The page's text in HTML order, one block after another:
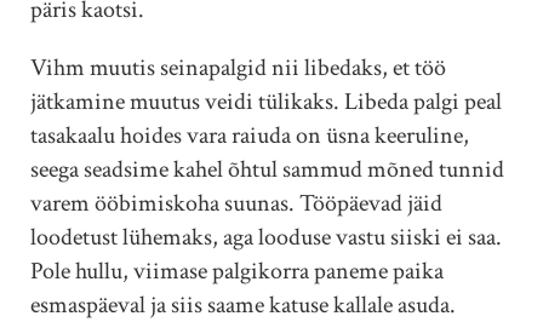
päris kaotsi.
Vihm muutis seinapalgid nii libedaks, et töö
jätkamine muutus veidi tülikaks. Libeda palgi peal
tasakaalu hoides vara raiuda on üsna keeruline,
seega seadsime kahel õhtul sammud mõned tunnid
varem ööbimiskoha suunas. Tööpäevad jäid
loodetust lühemaks, aga looduse vastu siiski ei saa.
Pole hullu, viimase palgikorra paneme paika
esmaspäeval ja siis saame katuse kallale asuda.